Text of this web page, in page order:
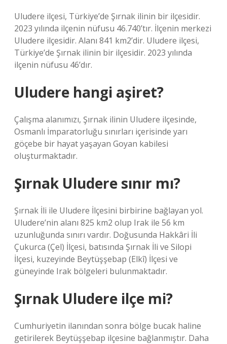
Uludere ilçesi, Türkiye’de Şırnak ilinin bir ilçesidir.
2023 yılında ilçenin nüfusu 46.740’tır. İlçenin merkezi
Uludere ilçesidir. Alanı 841 km2’dir. Uludere ilçesi,
Türkiye’de Şırnak ilinin bir ilçesidir. 2023 yılında
ilçenin nüfusu 46’dır.
Uludere hangi aşiret?
Çalışma alanımızı, Şırnak ilinin Uludere ilçesinde,
Osmanlı İmparatorluğu sınırları içerisinde yarı
göçebe bir hayat yaşayan Goyan kabilesi
oluşturmaktadır.
Şırnak Uludere sınır mı?
Şırnak İli ile Uludere İlçesini birbirine bağlayan yol.
Uludere’nin alanı 825 km2 olup Irak ile 56 km
uzunluğunda sınırı vardır. Doğusunda Hakkâri İli
Çukurca (Çel) İlçesi, batısında Şırnak İli ve Silopi
İlçesi, kuzeyinde Beytüşşebap (Elkî) İlçesi ve
güneyinde Irak bölgeleri bulunmaktadır.
Şırnak Uludere ilçe mi?
Cumhuriyetin ilanından sonra bölge bucak haline
getirilerek Beytüşşebap ilçesine bağlanmıştır. Daha